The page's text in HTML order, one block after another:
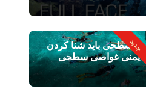
سطحی باید شنا کردن
ایمنی غواصی سطحی